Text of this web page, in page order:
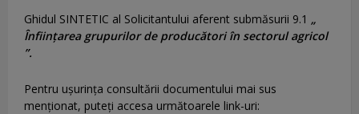
Ghidul SINTETIC al Solicitantului aferent submăsurii 9.1 „
Înființarea grupurilor de producători în sectorul agricol
”.
Pentru uşurinţa consultării documentului mai sus
menţionat, puteţi accesa următoarele link-uri: